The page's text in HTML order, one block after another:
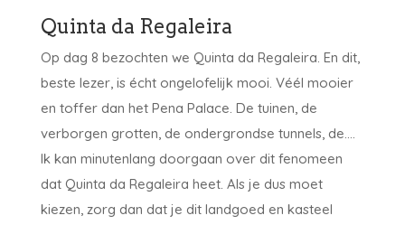
Quinta da Regaleira
Op dag 8 bezochten we Quinta da Regaleira. En dit,
beste lezer, is écht ongelofelijk mooi. Véél mooier
en toffer dan het Pena Palace. De tuinen, de
verborgen grotten, de ondergrondse tunnels, de….
Ik kan minutenlang doorgaan over dit fenomeen
dat Quinta da Regaleira heet. Als je dus moet
kiezen, zorg dan dat je dit landgoed en kasteel